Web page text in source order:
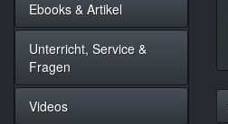
Ebooks & Artikel
Unterricht, Service &
Fragen
Videos